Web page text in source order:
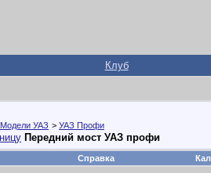
Клуб
Модели УАЗ > УАЗ Профи
Передний мост УАЗ профи
Справка